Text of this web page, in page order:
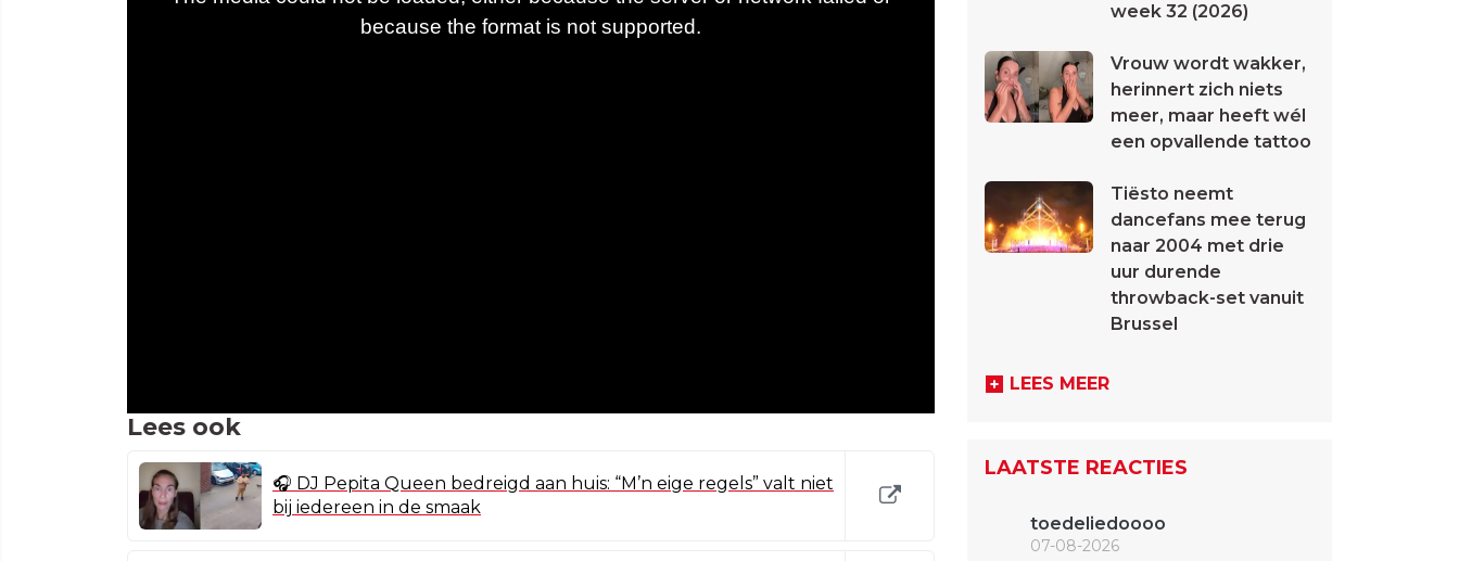
Lees ook
🎧 DJ Pepita Queen bedreigd aan huis: “M’n eige regels” valt niet
bij iedereen in de smaak
week 32 (2026)
Vrouw wordt wakker,
herinnert zich niets
meer, maar heeft wél
een opvallende tattoo
Tiësto neemt
dancefans mee terug
naar 2004 met drie
uur durende
throwback-set vanuit
Brussel
LEES MEER
LAATSTE REACTIES
toedeliedoooo
07-08-2026